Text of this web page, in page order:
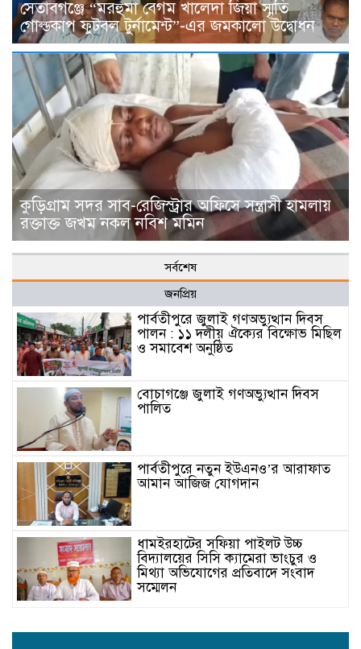
সেতাবগঞ্জে “মরহুমা বেগম খালেদা জিয়া স্মৃতি
গোল্ডকাপ ফুটবল টুর্নামেন্ট”-এর জমকালো উদ্বোধন
কুড়িগ্রাম সদর সাব-রেজিস্ট্রার অফিসে সন্ত্রাসী হামলায়
রক্তাক্ত জখম নকল নবিশ মমিন
সর্বশেষ
জনপ্রিয়
পার্বতীপুরে জুলাই গণঅভ্যুত্থান দিবস
পালন : ১১ দলীয় ঐক্যের বিক্ষোভ মিছিল
ও সমাবেশ অনুষ্ঠিত
বোচাগঞ্জে জুলাই গণঅভ্যুত্থান দিবস
পালিত
পার্বতীপুরে নতুন ইউএনও’র আরাফাত
আমান আজিজ যোগদান
ধামইরহাটের সফিয়া পাইলট উচ্চ
বিদ্যালয়ের সিসি ক্যামেরা ভাংচুর ও
মিথ্যা অভিযোগের প্রতিবাদে সংবাদ
সম্মেলন
জিয়া স্মৃতি গোল্ডকাপ ফুটবল টুর্নামেন্ট”-